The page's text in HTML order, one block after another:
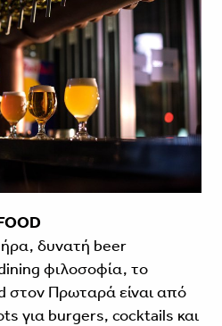
δυνατή beer
φιλοσοφία, το
στον Πρωταρά είναι από
για burgers, cocktails και